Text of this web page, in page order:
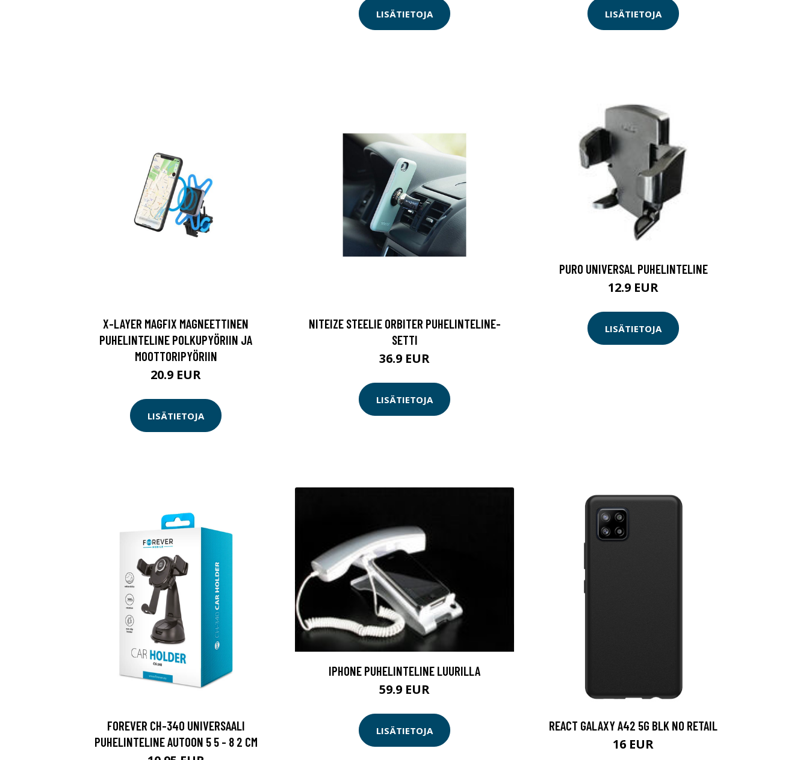
LISÄTIETOJA LISÄTIETOJA
X-LAYER MAGFIX MAGNEETTINEN
PUHELINTELINE POLKUPYÖRIIN JA
MOOTTORIPYÖRIIN
20.9 EUR
LISÄTIETOJA
NITEIZE STEELIE ORBITER PUHELINTELINE-
SETTI
36.9 EUR
LISÄTIETOJA
PURO UNIVERSAL PUHELINTELINE
12.9 EUR
LISÄTIETOJA
FOREVER CH-340 UNIVERSAALI
PUHELINTELINE AUTOON 5 5 - 8 2 CM
IPHONE PUHELINTELINE LUURILLA
59.9 EUR
LISÄTIETOJA REACT GALAXY A42 5G BLK NO RETAIL
16 EUR